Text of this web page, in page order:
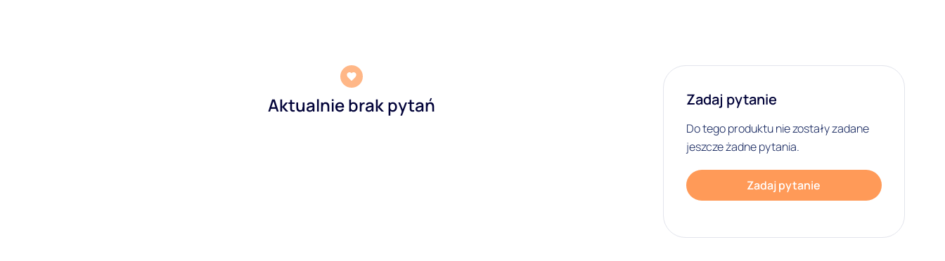
Aktualnie brak pytań Zadaj pytanie
Do tego produktu nie zostały zadane
jeszcze żadne pytania.
Zadaj pytanie